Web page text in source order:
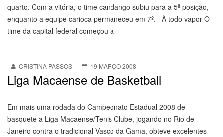
quarto. Com a vitória, o time candango subiu para a 5ª posição,
enquanto a equipe carioca permaneceu em 7º. À todo vapor O
time da capital federal começou a
CRISTINA PASSOS 19 MARÇO 2008
Liga Macaense de Basketball
Em mais uma rodada do Campeonato Estadual 2008 de
basquete a Liga Macaense/Tenis Clube, jogando no Rio de
Janeiro contra o tradicional Vasco da Gama, obteve excelentes